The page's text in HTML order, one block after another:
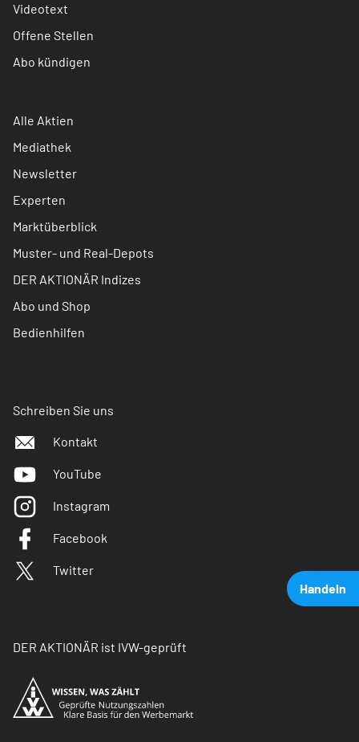
Handeln
Videotext
Offene Stellen
Abo kündigen
Alle Aktien
Mediathek
Newsletter
Experten
Marktüberblick
Muster- und Real-Depots
DER AKTIONÄR Indizes
Abo und Shop
Bedienhilfen
Schreiben Sie uns
Kontakt
YouTube
Instagram
Facebook
Twitter
DER AKTIONÄR ist IVW-geprüft